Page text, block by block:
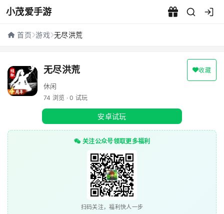
小茂爱手游
无尽洪荒 - 小茂爱手游
首页 游戏 无尽洪荒
无尽洪荒 收藏
休闲
74 浏览 · 0 试玩
安卓试玩
关注公众号领取更多福利
扫码关注，福利快人一步